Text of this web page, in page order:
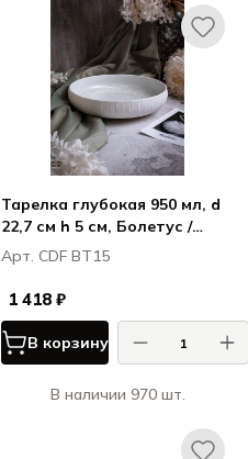
Тарелка глубокая 950 мл, d
22,7 см h 5 см, Болетус /
Boletus
Арт. CDF BT15
1 418 ₽
В корзину
В наличии 970 шт.